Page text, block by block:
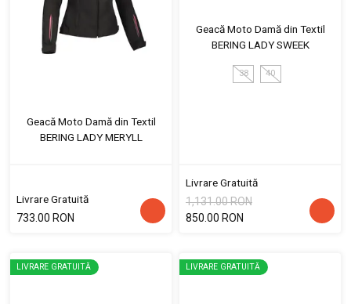
Geacă Moto Damă din Textil
BERING LADY MERYLL
Livrare Gratuită
733.00 RON
Geacă Moto Damă din Textil
BERING LADY SWEEK
38 40
Livrare Gratuită
1,131.00 RON
850.00 RON
LIVRARE GRATUITĂ LIVRARE GRATUITĂ